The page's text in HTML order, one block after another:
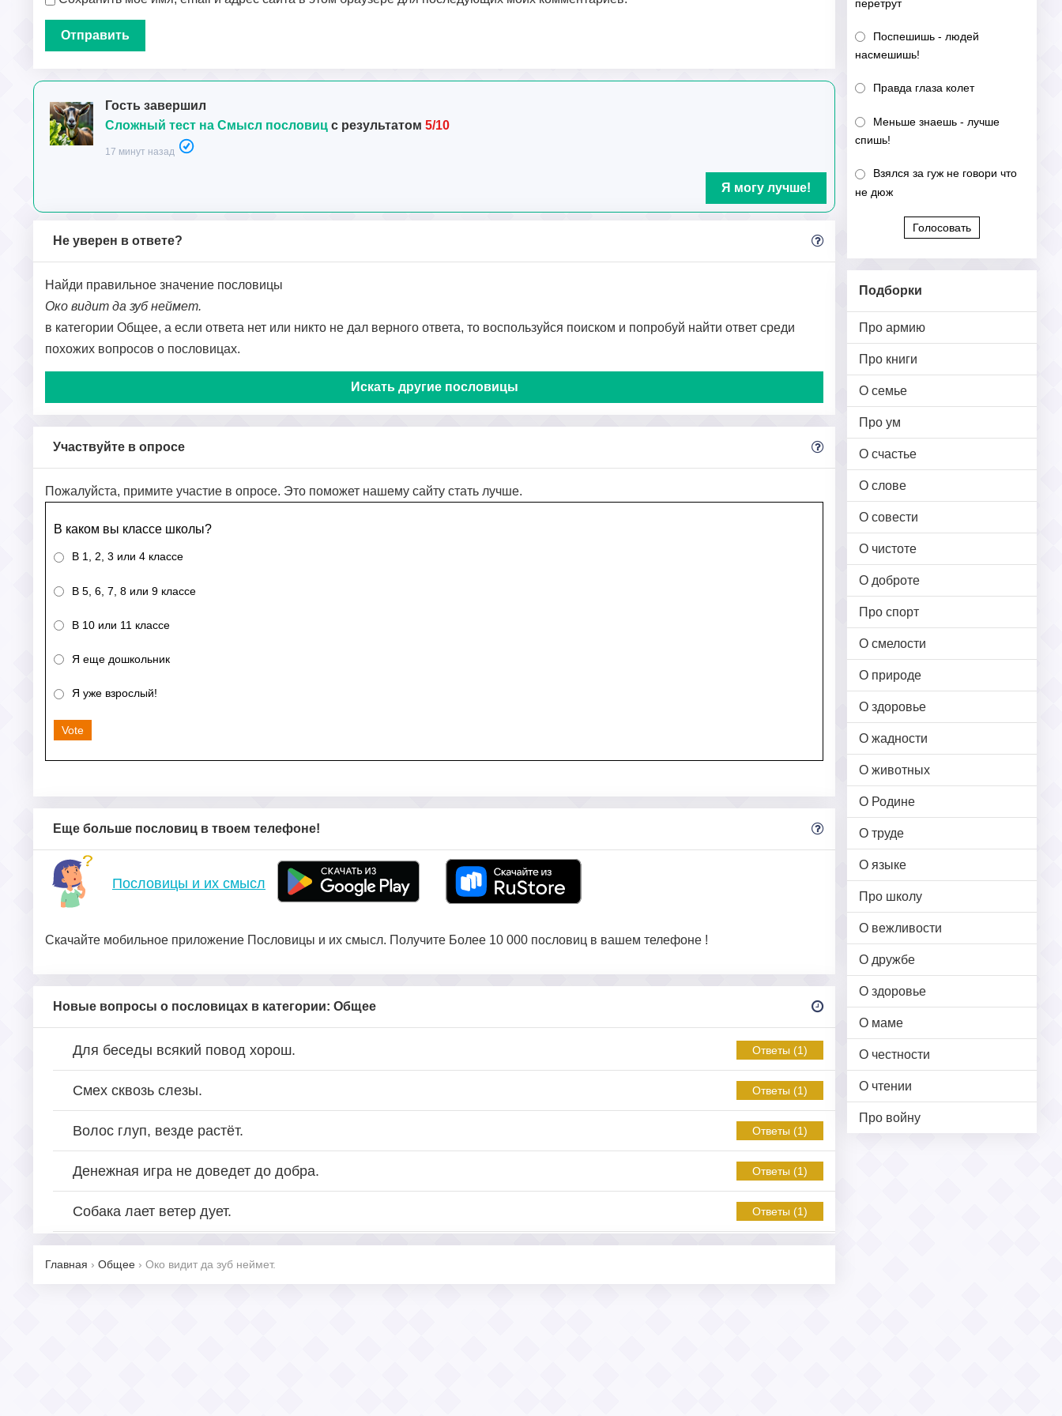
перетрут
Поспешишь - людей
насмешишь!
Правда глаза колет
Меньше знаешь - лучше
спишь!
Взялся за гуж не говори что
не дюж
Голосовать
Подборки
Про армию
Про книги
О семье
Про ум
О счастье
О слове
О совести
О чистоте
О доброте
Про спорт
О смелости
О природе
О здоровье
О жадности
О животных
О Родине
О труде
О языке
Про школу
О вежливости
О дружбе
О здоровье
О маме
О честности
О чтении
Про войну
Гость завершил
Сложный тест на Смысл пословиц с результатом 5/10
17 минут назад
Я могу лучше!
Не уверен в ответе?
Найди правильное значение пословицы
Око видит да зуб неймет.
в категории Общее, а если ответа нет или никто не дал верного ответа, то воспользуйся поиском и попробуй найти ответ среди
похожих вопросов о пословицах.
Искать другие пословицы
Участвуйте в опросе
Пожалуйста, примите участие в опросе. Это поможет нашему сайту стать лучше.
В каком вы классе школы?
В 1, 2, 3 или 4 классе
В 5, 6, 7, 8 или 9 классе
В 10 или 11 классе
Я еще дошкольник
Я уже взрослый!
Vote
Еще больше пословиц в твоем телефоне!
Пословицы и их смысл
Скачайте мобильное приложение Пословицы и их смысл. Получите Более 10 000 пословиц в вашем телефоне !
Новые вопросы о пословицах в категории: Общее
Для беседы всякий повод хорош. Ответы (1)
Смех сквозь слезы. Ответы (1)
Волос глуп, везде растёт. Ответы (1)
Денежная игра не доведет до добра. Ответы (1)
Собака лает ветер дует. Ответы (1)
Главная › Общее › Око видит да зуб неймет.